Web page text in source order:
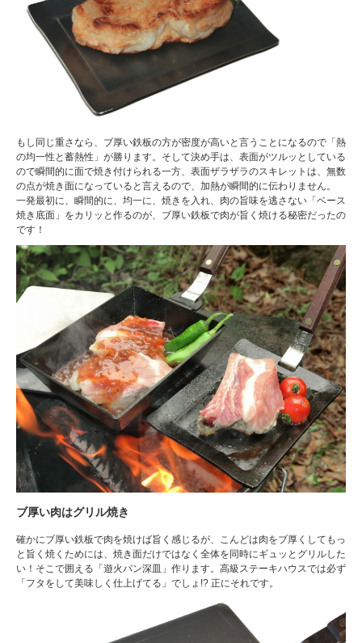
もし同じ重さなら、ブ厚い鉄板の方が密度が高いと言うことになるので「熱
の均一性と蓄熱性」が勝ります。そして決め手は、表面がツルッとしている
ので瞬間的に面で焼き付けられる一方、表面ザラザラのスキレットは、無数
の点が焼き面になっていると言えるので、加熱が瞬間的に伝わりません。
一発最初に、瞬間的に、均一に、焼きを入れ、肉の旨味を逃さない「ベース
焼き底面」をカリッと作るのが、ブ厚い鉄板で肉が旨く焼ける秘密だったの
です！
ブ厚い肉はグリル焼き
確かにブ厚い鉄板で肉を焼けば旨く感じるが、こんどは肉をブ厚くしてもっ
と旨く焼くためには、焼き面だけではなく全体を同時にギュッとグリルした
い！そこで囲える「遊火パン深皿」作ります。高級ステーキハウスでは必ず
「フタをして美味しく仕上げてる」でしょ!? 正にそれです。